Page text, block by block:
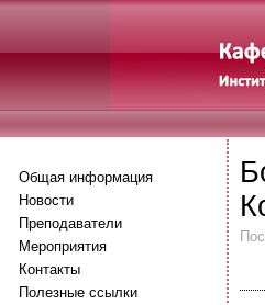
Общая информация
Новости
Преподаватели
Мероприятия
Контакты
Полезные ссылки